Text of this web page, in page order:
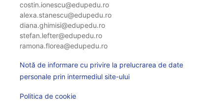
costin.ionescu@edupedu.ro
alexa.stanescu@edupedu.ro
diana.ghimisi@edupedu.ro
stefan.lefter@edupedu.ro
ramona.florea@edupedu.ro
Notă de informare cu privire la prelucrarea de date
personale prin intermediul site-ului
Politica de cookie